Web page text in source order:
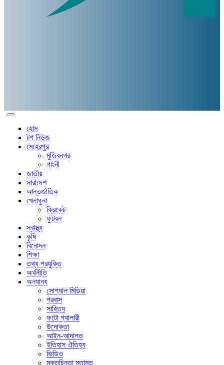
হোম
টপ নিউজ
মেহেরপুর
মুজিবনগর
গাংনী
জাতীয়
সারাদেশ
আন্তর্জাতিক
খেলাধুলা
ক্রিকেট
ফুটবল
স্বাস্থ্য
কৃষি
বিনোদন
শিক্ষা
তথ্য প্রযুক্তি
অর্থনীতি
অন্যান্য
সোশ্যাল মিডিয়া
প্রবাস
সাহিত্য
ফটো গ্যালারী
উদোক্তা
আইন-আদালত
ইতিহাস ঐতিহ্য
ভিডিও
মুক্তচিন্তা মতামত